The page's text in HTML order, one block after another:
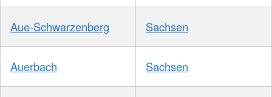
Aue-Schwarzenberg Sachsen
Auerbach Sachsen